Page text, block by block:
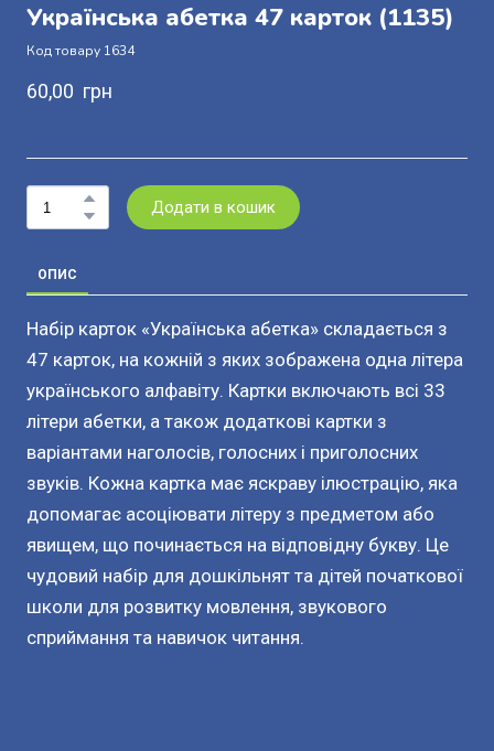
Українська абетка 47 карток (1135)
Код товару 1634
60,00  грн
Додати в кошик
ОПИС
Набір карток «Українська абетка» складається з
47 карток, на кожній з яких зображена одна літера
українського алфавіту. Картки включають всі 33
літери абетки, а також додаткові картки з
варіантами наголосів, голосних і приголосних
звуків. Кожна картка має яскраву ілюстрацію, яка
допомагає асоціювати літеру з предметом або
явищем, що починається на відповідну букву. Це
чудовий набір для дошкільнят та дітей початкової
школи для розвитку мовлення, звукового
сприймання та навичок читання.